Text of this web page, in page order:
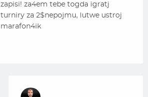
zapisi! za4em tebe togda igratj
turniry za 2$nepojmu, lutwe ustroj
marafon4ik